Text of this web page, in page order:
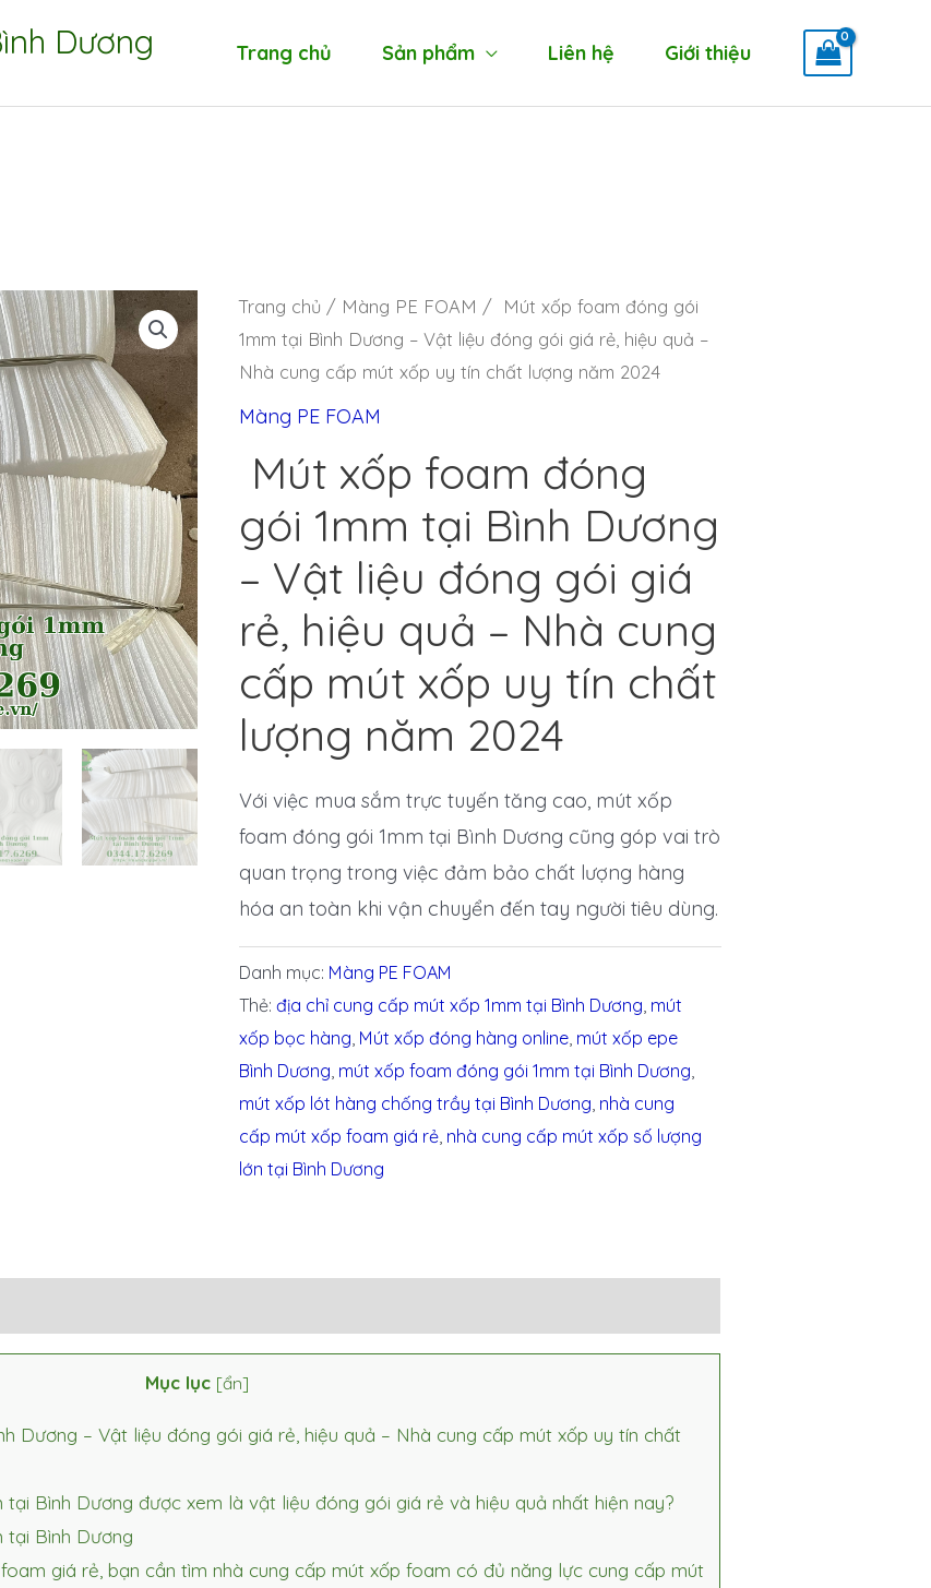
Dương Trang chủ Sản phẩm Liên hệ Giới thiệu
Trang chủ / Màng PE FOAM / Mút xốp foam đóng gói
1mm tại Bình Dương – Vật liệu đóng gói giá rẻ, hiệu quả –
Nhà cung cấp mút xốp uy tín chất lượng năm 2024
Màng PE FOAM
Mút xốp foam đóng
gói 1mm tại Bình Dương
– Vật liệu đóng gói giá
rẻ, hiệu quả – Nhà cung
cấp mút xốp uy tín chất
lượng năm 2024
Với việc mua sắm trực tuyến tăng cao, mút xốp
foam đóng gói 1mm tại Bình Dương cũng góp vai trò
quan trọng trong việc đảm bảo chất lượng hàng
hóa an toàn khi vận chuyển đến tay người tiêu dùng.
Danh mục: Màng PE FOAM
Thẻ:địa chỉ cung cấp mút xốp 1mm tại Bình Dương mút
xốp bọc hàng Mút xốp đóng hàng online mút xốp epe
Bình Dương mút xốp foam đóng gói 1mm tại Bình Dương
mút xốp lót hàng chống trầy tại Bình Dương nhà cung
cấp mút xốp foam giá rẻ nhà cung cấp mút xốp số lượng
lớn tại Bình Dương
Mục lục [ẩn]
Dương – Vật liệu đóng gói giá rẻ, hiệu quả – Nhà cung cấp mút xốp uy tín chất
Bình Dương được xem là vật liệu đóng gói giá rẻ và hiệu quả nhất hiện nay?
tại Bình Dương
giá rẻ, bạn cần tìm nhà cung cấp mút xốp foam có đủ năng lực cung cấp mút